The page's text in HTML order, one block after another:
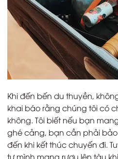
Khi đến bến du thuyền,
khai báo rằng chúng tôi có
không. Tôi biết nếu bạn
ghé cảng, bạn cần phải
đến khi kết thúc chuyến đi.
tự mình mang rượu lên tàu